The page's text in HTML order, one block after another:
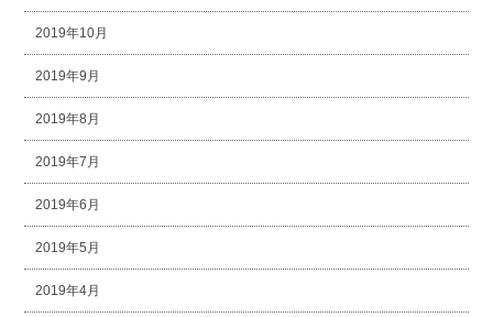
2019年10月
2019年9月
2019年8月
2019年7月
2019年6月
2019年5月
2019年4月